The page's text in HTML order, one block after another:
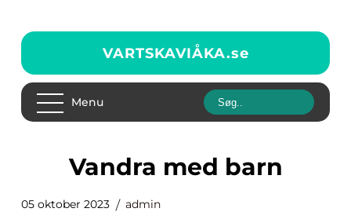
VARTSKAVIÅKA.se
Menu
vandra med barn
05 oktober 2023 admin